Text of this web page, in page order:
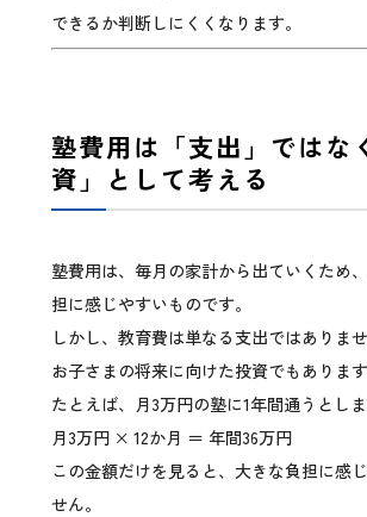
できるか判断しにくくなります。
塾費用は「支出」ではな
資」として考える
塾費用は、毎月の家計から出ていくため
担に感じやすいものです。
しかし、教育費は単なる支出ではありませ
お子さまの将来に向けた投資でもあります
たとえば、月3万円の塾に1年間通うとしま
月3万円 × 12か月 ＝ 年間36万円
この金額だけを見ると、大きな負担に感
せん。